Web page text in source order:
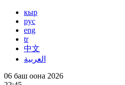
кыр
рус
eng
tr
中文
العربية
06 баш оона 2026